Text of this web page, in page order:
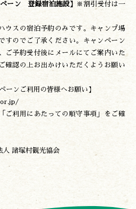
ーン 登録宿泊施設】
※割引受付は一
ウスの宿泊予約のみです。キャンプ場
すのでご了承ください。キャンペーン
ご予約受付後にメールにてご案内いた
確認の上お出かけいただくようお願い
ーンご利用の皆様へお願い】
ご利用にあたっての順守事項」をご確
人 諸塚村観光協会